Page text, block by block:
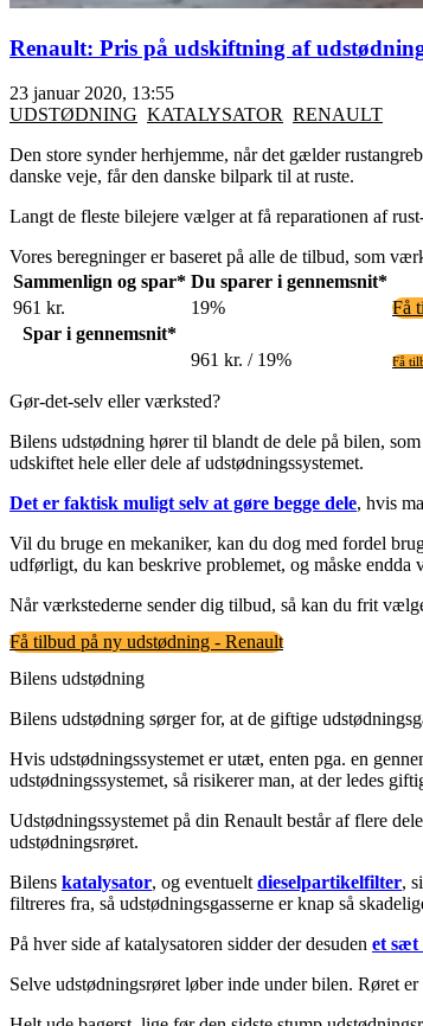
Renault: Pris på udskiftning af
23 januar 2020, 13:55
UDSTØDNING KATALYSATOR RENAULT
Den store synder herhjemme, når det gælder
danske veje, får den danske bilpark til at ruste.
Langt de fleste bilejere vælger at få reparationen af
Vores beregninger er baseret på alle de tilbud, som
Sammenlign og spar* Du sparer i gennemsnit*
961 kr.
19%
Få
Spar i gennemsnit*
961 kr. / 19%
Få
Gør-det-selv eller værksted?
Bilens udstødning hører til blandt de dele på bilen,
udskiftet hele eller dele af udstødningssystemet.
Det er faktisk muligt selv at gøre begge dele, hvis
Vil du bruge en mekaniker, kan du dog med fordel
udførligt, du kan beskrive problemet, og måske
Når værkstederne sender dig tilbud, så kan du frit
Få tilbud på ny udstødning - Renault
Bilens udstødning
Bilens udstødning sørger for, at de giftige
Hvis udstødningssystemet er utæt, enten pga. en
udstødningssystemet, så risikerer man, at der ledes
Udstødningssystemet på din Renault består af flere
udstødningsrøret.
Bilens katalysator, og eventuelt dieselpartikelfilter,
filtreres fra, så udstødningsgasserne er knap så
På hver side af katalysatoren sidder der desuden et sæt
Selve udstødningsrøret løber inde under bilen. Røret